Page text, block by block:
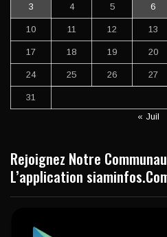
3 4 5 6
10 11 12 13
17 18 19 20
24 25 26 27
31
« Juil
Rejoignez Notre
L’application